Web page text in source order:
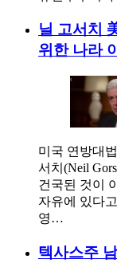
닐 고서치
위한 나라
미국 연방대
서치(Neil
건국된 것이
자유에 있다
영…
텍사스주